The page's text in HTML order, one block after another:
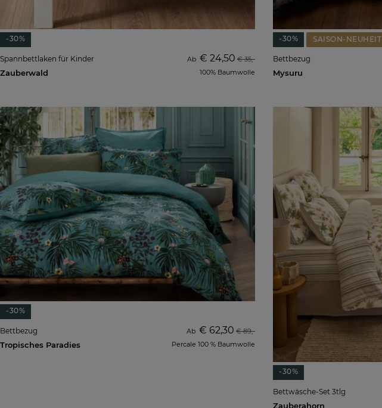
-30%
Spannbettlaken für Kinder
Zauberwald
Ab € 24,50 € 35,-
100% Baumwolle
-30% SAISON-NEUHEIT
Bettbezug
Mysuru
-30%
Bettbezug
Tropisches Paradies
Ab € 62,30 € 89,-
Percale 100 % Baumwolle
-30%
Bettwäsche-Set 3tlg
Zauberahorn